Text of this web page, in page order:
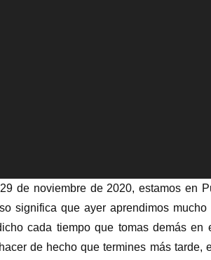
de noviembre de 2020, estamos en
significa que ayer aprendimos
cada tiempo que tomas demás
de hecho que termines más